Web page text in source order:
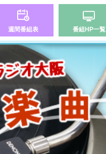
週間番組表 番組HP一覧